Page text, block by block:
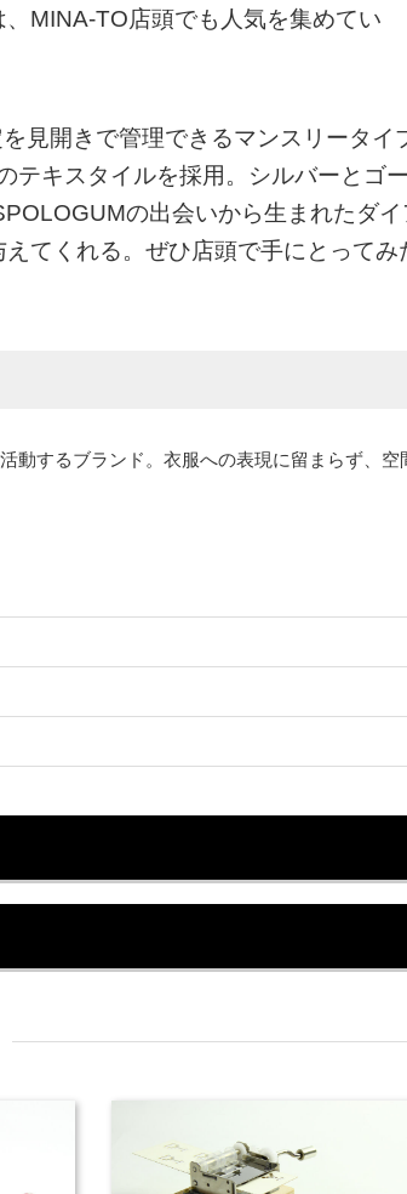
MINA-TO店頭でも人気を集めてい
見開きで管理できるマンスリータイ
テキスタイルを採用。シルバーとゴ
の出会いから生まれたダイ
てくれる。ぜひ店頭で手にとってみ
動するブランド。衣服への表現に留まらず、空